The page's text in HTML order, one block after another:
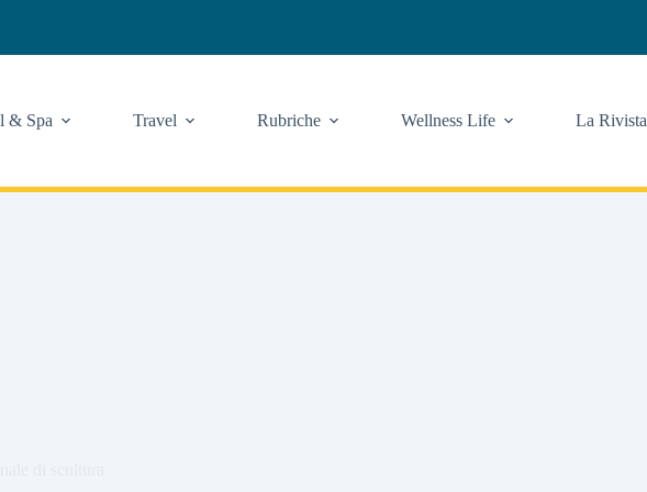
& Spa Travel Rubriche Wellness Life La Rivista